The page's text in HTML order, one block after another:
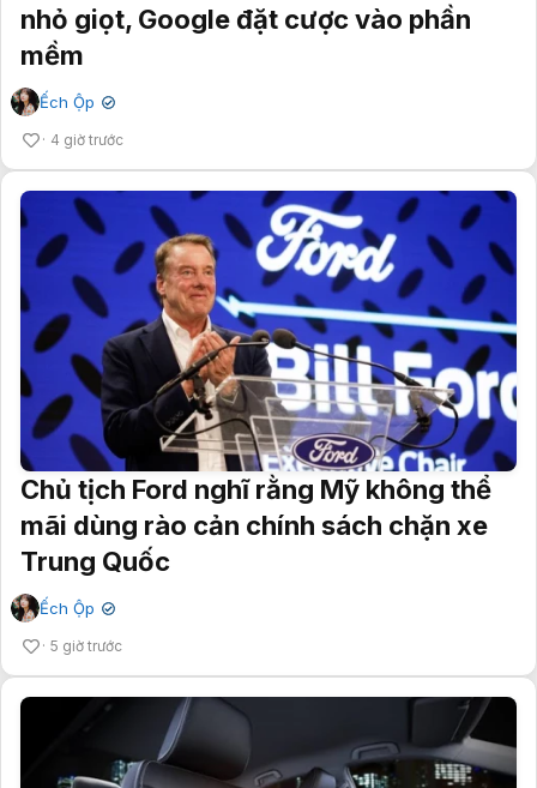
nhỏ giọt, Google đặt cược vào phần
mềm
Ếch Ộp ✔
4 giờ trước
Chủ tịch Ford nghĩ rằng Mỹ không thể
mãi dùng rào cản chính sách chặn xe
Trung Quốc
Ếch Ộp ✔
5 giờ trước